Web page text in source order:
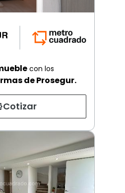
con los
de Prosegur.
Cotizar